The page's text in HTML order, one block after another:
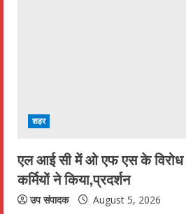
n
g
शहर
एल आई सी में ओ एफ एस के विरोध
कर्मियों ने किया,प्रदर्शन
उप संपादक August 5, 2026